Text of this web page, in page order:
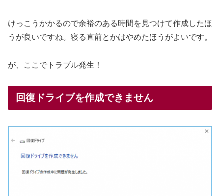
けっこうかかるので余裕のある時間を見つけて作成したほ
うが良いですね。寝る直前とかはやめたほうがよいです。
が、ここでトラブル発生！
回復ドライブを作成できません